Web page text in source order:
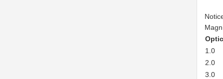
1.0
2.0
3.0